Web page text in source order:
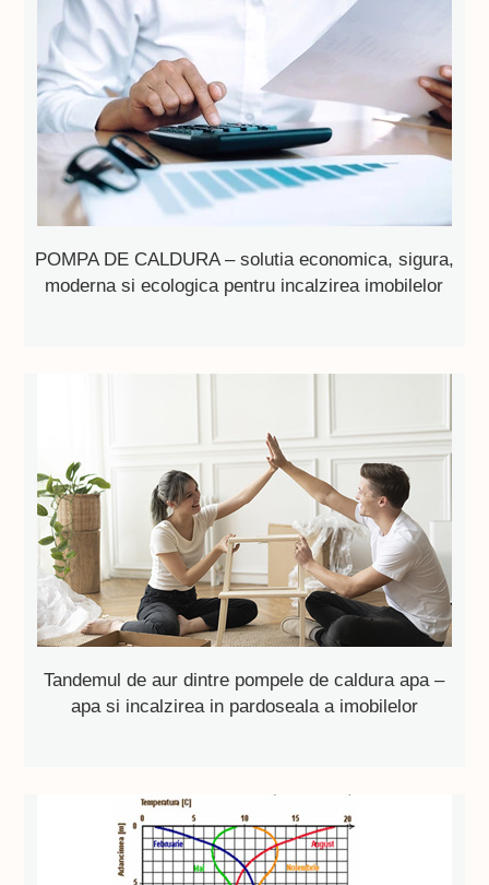
POMPA DE CALDURA – solutia economica, sigura,
moderna si ecologica pentru incalzirea imobilelor
Tandemul de aur dintre pompele de caldura apa –
apa si incalzirea in pardoseala a imobilelor